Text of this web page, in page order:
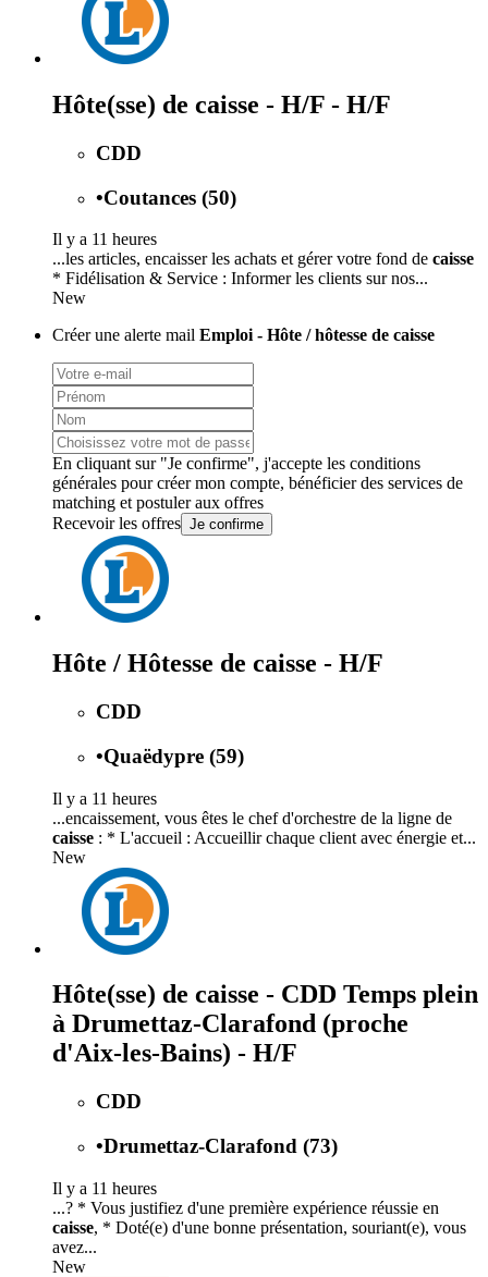
Hôte(sse) de caisse - H/F - H/F
CDD
•Coutances (50)
Il y a 11 heures
...les articles, encaisser les achats et gérer votre fond de caisse
* Fidélisation & Service : Informer les clients sur nos...
New
Créer une alerte mail Emploi - Hôte / hôtesse de caisse
En cliquant sur "Je confirme", j'accepte les conditions
générales pour créer mon compte, bénéficier des services de
matching et postuler aux offres
Recevoir les offres Je confirme
Hôte / Hôtesse de caisse - H/F
CDD
•Quaëdypre (59)
Il y a 11 heures
...encaissement, vous êtes le chef d'orchestre de la ligne de
caisse : * L'accueil : Accueillir chaque client avec énergie et...
New
Hôte(sse) de caisse - CDD Temps plein
à Drumettaz-Clarafond (proche
d'Aix-les-Bains) - H/F
CDD
•Drumettaz-Clarafond (73)
Il y a 11 heures
...? * Vous justifiez d'une première expérience réussie en
caisse, * Doté(e) d'une bonne présentation, souriant(e), vous
avez...
New